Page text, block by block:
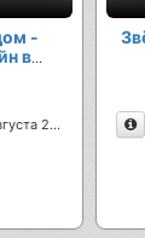
-
в
28 августа 2019